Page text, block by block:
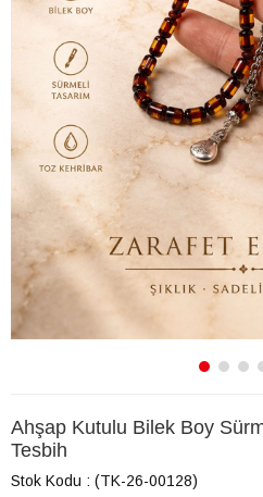
Ahşap Kutulu Bilek Boy
Tesbih
Stok Kodu
(TK-26-00128)